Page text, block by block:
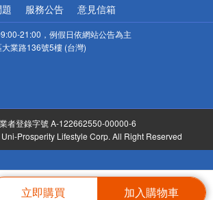
立即購買 加入購物車
服務公告 意見信箱
21:00，例假日依網站公告為主
業路136號5樓 (台灣)
者登錄字號 A-122662550-00000-6
Prosperity Lifestyle Corp. All Right Reserved